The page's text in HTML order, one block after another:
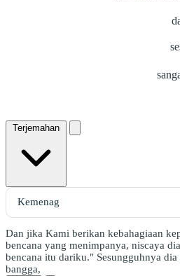
Terjemahan
Dan jika Kami berikan kebahagiaan
bencana yang menimpanya, niscaya
bencana itu dariku." Sesungguhnya dia
bangga,